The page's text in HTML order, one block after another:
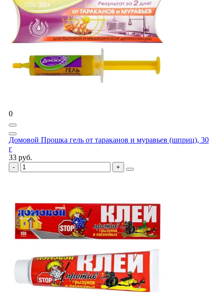
0
Домовой Прошка гель от тараканов и муравьев (шприц), 30
г
33 руб.